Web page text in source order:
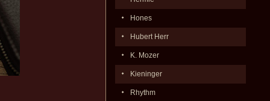
Hones
Hubert Herr
K. Mozer
Kieninger
Rhythm